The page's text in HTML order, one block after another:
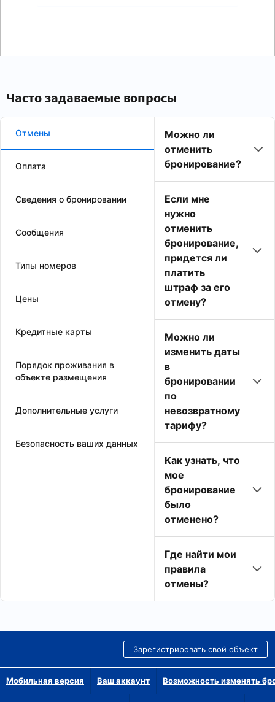
Часто задаваемые вопросы
Отмены
Оплата
Сведения о бронировании
Сообщения
Типы номеров
Цены
Кредитные карты
Порядок проживания в
объекте размещения
Дополнительные услуги
Безопасность ваших данных
Можно ли
отменить
бронирование?
Если мне
нужно
отменить
бронирование,
придется ли
платить
штраф за его
отмену?
Можно ли
изменить даты
в
бронировании
по
невозвратному
тарифу?
Как узнать, что
мое
бронирование
было
отменено?
Где найти мои
правила
отмены?
Зарегистрировать свой объект
Мобильная версия Ваш аккаунт Возможность изменять